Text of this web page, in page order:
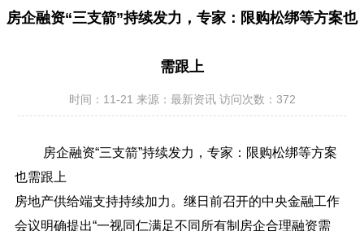
房企融资“三支箭”持续发力，专家：限购松绑等方案也
需跟上
时间：11-21 来源： 最新资讯 访问次数：372
房企融资“三支箭”持续发力，专家：限购松绑等方案
也需跟上
房地产供给端支持持续加力。继日前召开的中央金融工作
会议明确提出“一视同仁满足不同所有制房企合理融资需